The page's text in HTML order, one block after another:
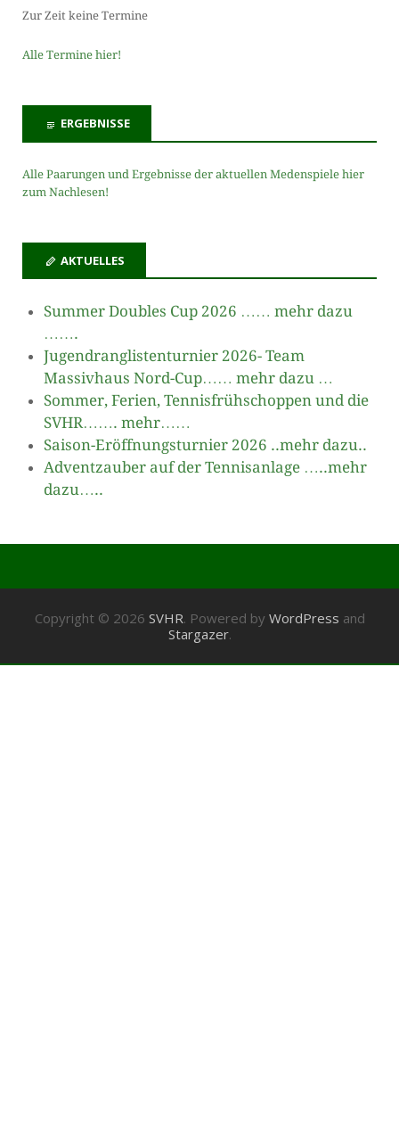
Zur Zeit keine Termine
Alle Termine hier!
ERGEBNISSE
Alle Paarungen und Ergebnisse der aktuellen Medenspiele hier
zum Nachlesen!
AKTUELLES
Summer Doubles Cup 2026 …… mehr dazu
…….
Jugendranglistenturnier 2026- Team
Massivhaus Nord-Cup…… mehr dazu …
Sommer, Ferien, Tennisfrühschoppen und die
SVHR……. mehr……
Saison-Eröffnungsturnier 2026 ..mehr dazu..
Adventzauber auf der Tennisanlage …..mehr
dazu…..
Copyright © 2026 SVHR. Powered by WordPress and
Stargazer.